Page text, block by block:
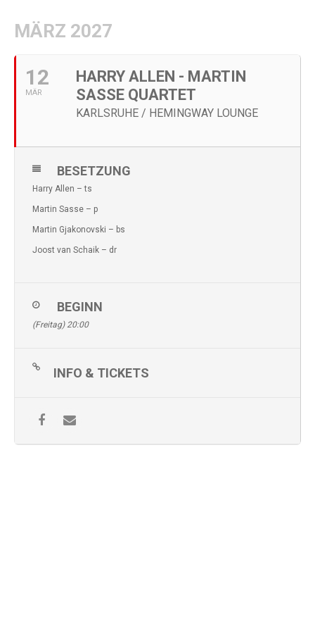
MÄRZ 2027
12
MÄR
HARRY ALLEN - MARTIN
SASSE QUARTET
KARLSRUHE / HEMINGWAY LOUNGE
BESETZUNG
Harry Allen – ts
Martin Sasse – p
Martin Gjakonovski – bs
Joost van Schaik – dr
BEGINN
(Freitag) 20:00
INFO & TICKETS